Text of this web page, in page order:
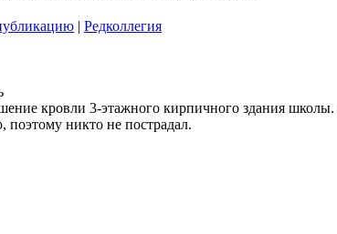
| Редколлегия
кровли 3-этажного кирпичного здания школы.
никто не пострадал.